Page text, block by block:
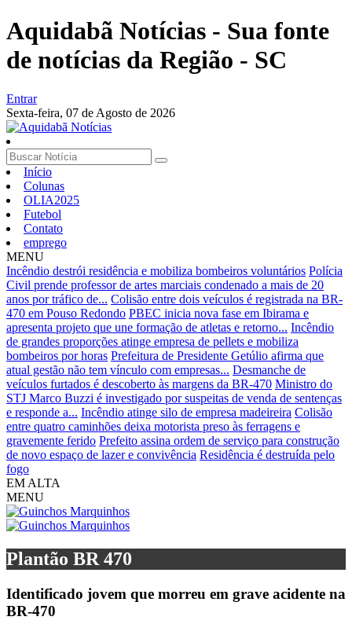
Aquidabã Notícias - Sua fonte
de notícias da Região - SC
Entrar
Sexta-feira, 07 de Agosto de 2026
Início
Colunas
OLIA2025
Futebol
Contato
emprego
MENU
Incêndio destrói residência e mobiliza bombeiros voluntários Polícia
Civil prende professor de artes marciais condenado a mais de 20
anos por tráfico de... Colisão entre dois veículos é registrada na BR-
470 em Pouso Redondo PBEC inicia nova fase em Ibirama e
apresenta projeto que une formação de atletas e retorno... Incêndio
de grandes proporções atinge empresa de pellets e mobiliza
bombeiros por horas Prefeitura de Presidente Getúlio afirma que
atual gestão não tem vínculo com empresas... Desmanche de
veículos furtados é descoberto às margens da BR-470 Ministro do
STJ Marco Buzzi é investigado por suspeitas de venda de sentenças
e responde a... Incêndio atinge silo de empresa madeireira Colisão
entre quatro caminhões deixa motorista preso às ferragens e
gravemente ferido Prefeito assina ordem de serviço para construção
de novo espaço de lazer e convivência Residência é destruída pelo
fogo
EM ALTA
MENU
Plantão BR 470
Identificado jovem que morreu em grave acidente na
BR-470